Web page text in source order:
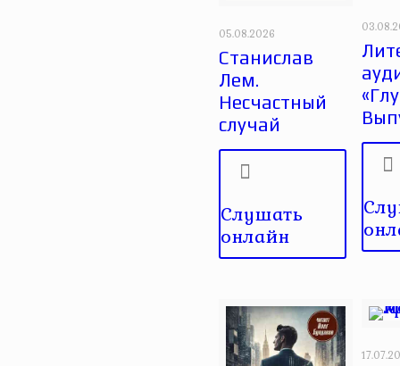
05.08.2026
Станислав
Лем.
Несчастный
случай
Слушать
онлайн